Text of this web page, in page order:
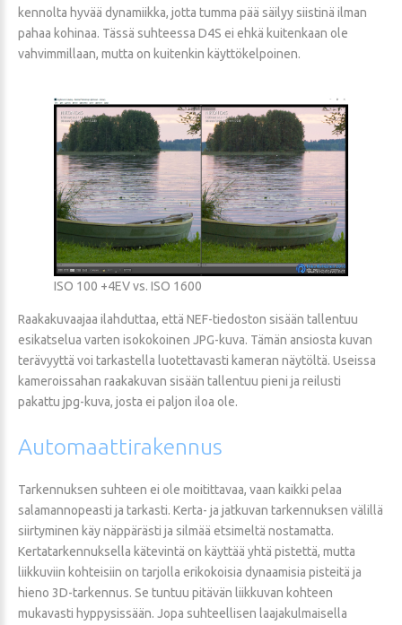
kennolta hyvää dynamiikka, jotta tumma pää säilyy siistinä ilman
pahaa kohinaa. Tässä suhteessa D4S ei ehkä kuitenkaan ole
vahvimmillaan, mutta on kuitenkin käyttökelpoinen.
ISO 100 +4EV vs. ISO 1600
Raakakuvaajaa ilahduttaa, että NEF-tiedoston sisään tallentuu
esikatselua varten isokokoinen JPG-kuva. Tämän ansiosta kuvan
terävyyttä voi tarkastella luotettavasti kameran näytöltä. Useissa
kameroissahan raakakuvan sisään tallentuu pieni ja reilusti
pakattu jpg-kuva, josta ei paljon iloa ole.
Automaattirakennus
Tarkennuksen suhteen ei ole moitittavaa, vaan kaikki pelaa
salamannopeasti ja tarkasti. Kerta- ja jatkuvan tarkennuksen välillä
siirtyminen käy näppärästi ja silmää etsimeltä nostamatta.
Kertatarkennuksella kätevintä on käyttää yhtä pistettä, mutta
liikkuviin kohteisiin on tarjolla erikokoisia dynaamisia pisteitä ja
hieno 3D-tarkennus. Se tuntuu pitävän liikkuvan kohteen
mukavasti hyppysissään. Jopa suhteellisen laajakulmaisella